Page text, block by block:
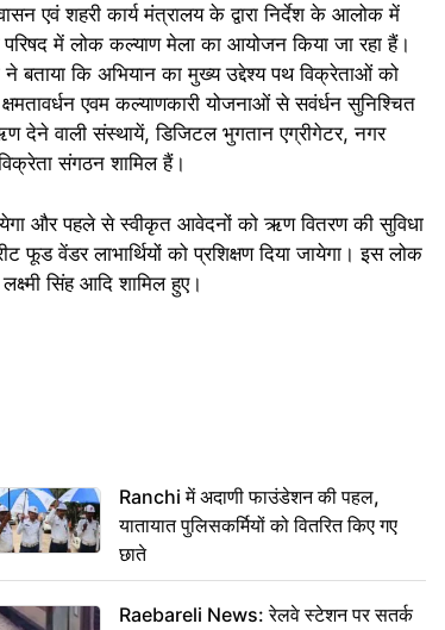
एवं शहरी कार्य मंत्रालय के द्वारा निर्देश के आलोक में
में लोक कल्याण मेला का आयोजन किया जा रहा हैं।
कि अभियान का मुख्य उद्देश्य पथ विक्रेताओं को
एवम कल्याणकारी योजनाओं से सवंर्धन सुनिश्चित
देने वाली संस्थायें, डिजिटल भुगतान एग्रीगेटर, नगर
संगठन शामिल हैं।
और पहले से स्वीकृत आवेदनों को ऋण वितरण की सुविधा
फूड वेंडर लाभार्थियों को प्रशिक्षण दिया जायेगा। इस लोक
सिंह आदि शामिल हुए।
Ranchi में अदाणी फाउंडेशन की पहल,
यातायात पुलिसकर्मियों को वितरित किए गए
छाते
Raebareli News: रेलवे स्टेशन पर सतर्क